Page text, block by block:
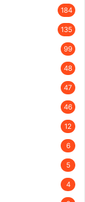
184
135
99
48
47
46
12
6
5
4